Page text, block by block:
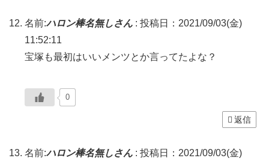
名前:ハロン棒名無しさん : 投稿日：2021/09/03(金)
11:52:11
宝塚も最初はいいメンツとか言ってたよな？
0
返信
名前:ハロン棒名無しさん : 投稿日：2021/09/03(金)